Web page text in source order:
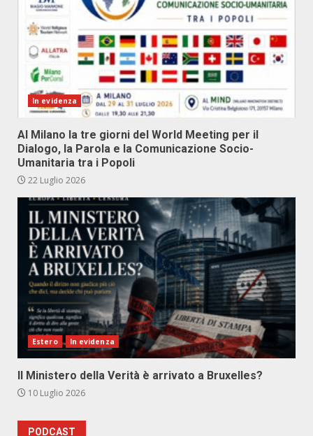
In evidenza
Al Milano la tre giorni del World Meeting per il
Dialogo, la Parola e la Comunicazione Socio-
Umanitaria tra i Popoli
22 Luglio 2026
Estero In evidenza
Il Ministero della Verità è arrivato a Bruxelles?
10 Luglio 2026
PODCAST